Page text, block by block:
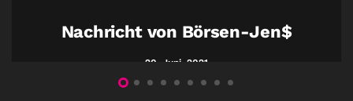
Nachricht von Börsen-Jen$
20. Juni. 2021